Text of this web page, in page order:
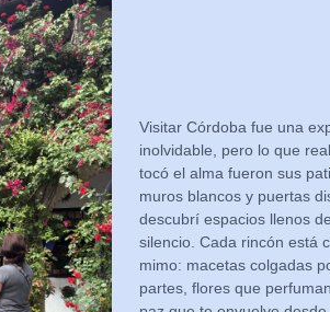
Visitar Córdoba fue una
inolvidable, pero lo que
tocó el alma fueron sus
muros blancos y puertas
descubrí espacios llenos
silencio. Cada rincón está
mimo: macetas colgadas
partes, flores que